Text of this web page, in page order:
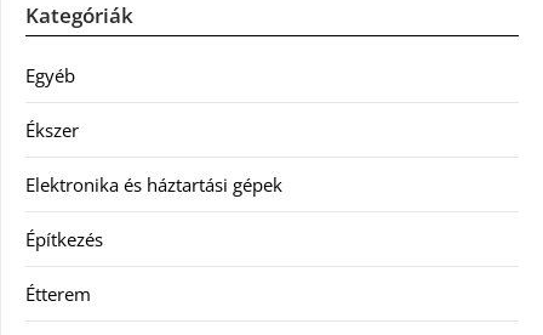
Kategóriák
Egyéb
Ékszer
Elektronika és háztartási gépek
Építkezés
Étterem